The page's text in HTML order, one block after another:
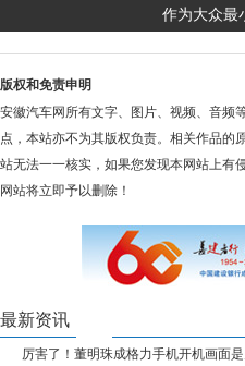
作为大众最
版权和免责申明
安徽汽车网所有文字、图片、视频、音频
点，本站亦不为其版权负责。相关作品的
站无法一一核实，如果您发现本网站上有
网站将立即予以删除！
最新资讯
厉害了！董明珠成格力手机开机画面